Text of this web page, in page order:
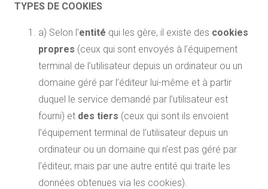
TYPES DE COOKIES
a) Selon l’entité qui les gère, il existe des cookies
propres (ceux qui sont envoyés à l’équipement
terminal de l’utilisateur depuis un ordinateur ou un
domaine géré par l’éditeur lui-même et à partir
duquel le service demandé par l’utilisateur est
fourni) et des tiers (ceux qui sont ils envoient
l’équipement terminal de l’utilisateur depuis un
ordinateur ou un domaine qui n’est pas géré par
l’éditeur, mais par une autre entité qui traite les
données obtenues via les cookies).